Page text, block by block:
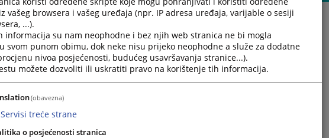
vašeg browsera i vašeg uređaja (npr. IP adresa uređaja, varijable o sesiji
...).
informacija su nam neophodne i bez njih web stranica ne bi mogla
svom punom obimu, dok neke nisu prijeko neophodne a služe za dodatne
nivoa posjećenosti, budućeg usavršavanja stranice...).
možete dozvoliti ili uskratiti pravo na korištenje tih informacija.
(obavezna)
Servisi treće strane
o posjećenosti stranica